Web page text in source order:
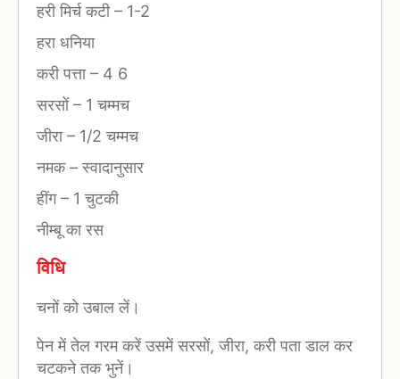
हरी मिर्च कटी– 1-2
हरा धनिया
करी पत्ता– 4 6
सरसों– 1 चम्मच
जीरा– 1/2 चम्मच
नमक–स्वादानुसार
हींग– 1 चुटकी
नीम्बू का रस
विधि
चनों को उबाल लें।
पेन में तेल गरम करें उसमें सरसों, जीरा, करी पता डाल कर
चटकने तक भुनें।